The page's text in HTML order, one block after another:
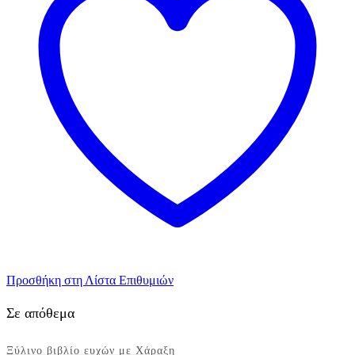
Προσθήκη στη Λίστα Επιθυμιών
Σε απόθεμα
Ξύλινο βιβλίο ευχών με Χάραξη